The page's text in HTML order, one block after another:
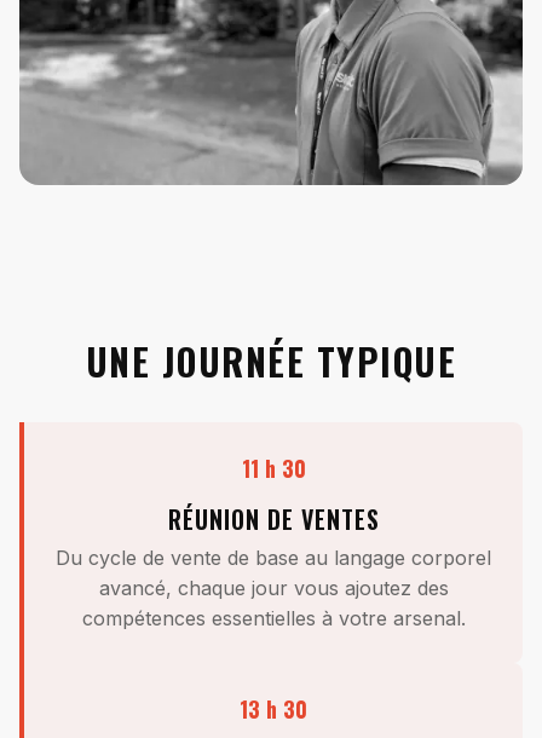
UNE JOURNÉE TYPIQUE
11 h 30
RÉUNION DE VENTES
Du cycle de vente de base au langage corporel
avancé, chaque jour vous ajoutez des
compétences essentielles à votre arsenal.
13 h 30